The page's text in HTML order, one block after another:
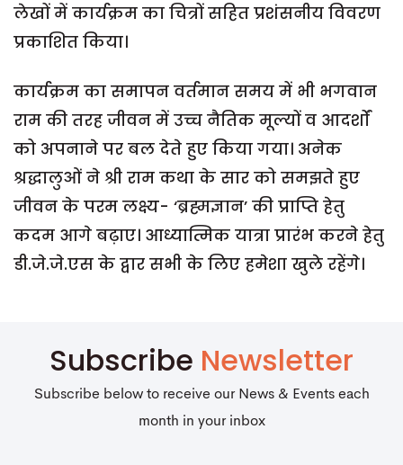
लेखों में कार्यक्रम का चित्रों सहित प्रशंसनीय विवरण
प्रकाशित किया।
कार्यक्रम का समापन वर्तमान समय में भी भगवान
राम की तरह जीवन में उच्च नैतिक मूल्यों व आदर्शों
को अपनाने पर बल देते हुए किया गया। अनेक
श्रद्धालुओं ने श्री राम कथा के सार को समझते हुए
जीवन के परम लक्ष्य- ‘ब्रह्मज्ञान’ की प्राप्ति हेतु
कदम आगे बढ़ाए। आध्यात्मिक यात्रा प्रारंभ करने हेतु
डी.जे.जे.एस के द्वार सभी के लिए हमेशा खुले रहेंगे।
Subscribe Newsletter
Subscribe below to receive our News & Events each
month in your inbox